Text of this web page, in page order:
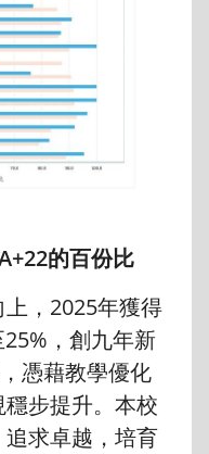
的百份比
，2025年獲得
25%，創九年新
憑藉教學優化
步提升。本校
求卓越，培育